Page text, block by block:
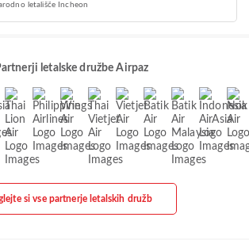
letališče Incheon
letalske družbe Airpaz
si vse partnerje letalskih družb